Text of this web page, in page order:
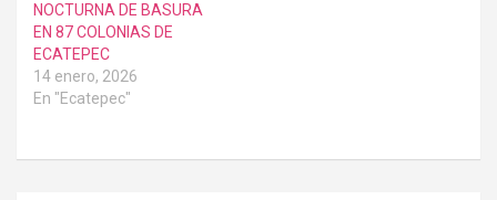
NOCTURNA DE BASURA
EN 87 COLONIAS DE
ECATEPEC
14 enero, 2026
En "Ecatepec"